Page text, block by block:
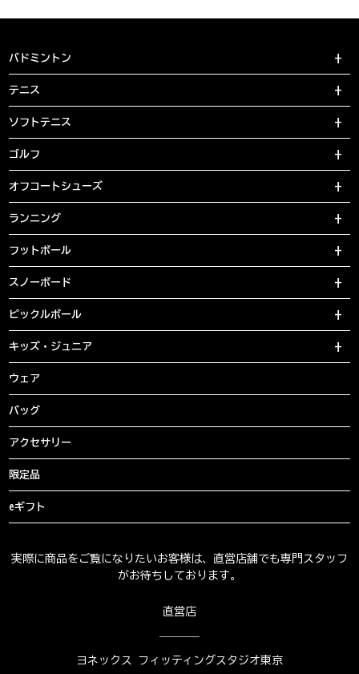
バドミントン
テニス
ソフトテニス
ゴルフ
オフコートシューズ
ランニング
フットボール
スノーボード
ピックルボール
キッズ・ジュニア
ウェア
バッグ
アクセサリー
限定品
eギフト
実際に商品をご覧になりたいお客様は、直営店舗でも専門スタッフ
がお待ちしております。
直営店
ヨネックス フィッティングスタジオ東京